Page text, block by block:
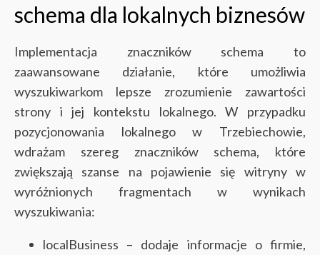
schema dla lokalnych biznesów
Implementacja znaczników schema to
zaawansowane działanie, które umożliwia
wyszukiwarkom lepsze zrozumienie zawartości
strony i jej kontekstu lokalnego. W przypadku
pozycjonowania lokalnego w Trzebiechowie,
wdrażam szereg znaczników schema, które
zwiększają szanse na pojawienie się witryny w
wyróżnionych fragmentach w wynikach
wyszukiwania:
localBusiness – dodaje informacje o firmie,